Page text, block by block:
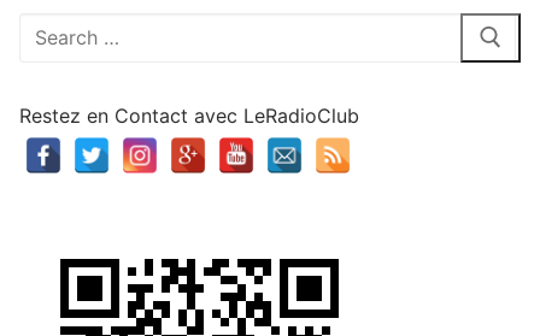
Rechercher
Restez en Contact avec LeRadioClub